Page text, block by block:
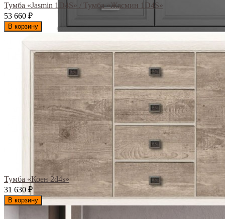
Тумба «Jasmin 1D4S» / Тумба «Жасмин 1D4S»
53 660 ₽
В корзину
Тумба «Коен 2d4s»
31 630 ₽
В корзину